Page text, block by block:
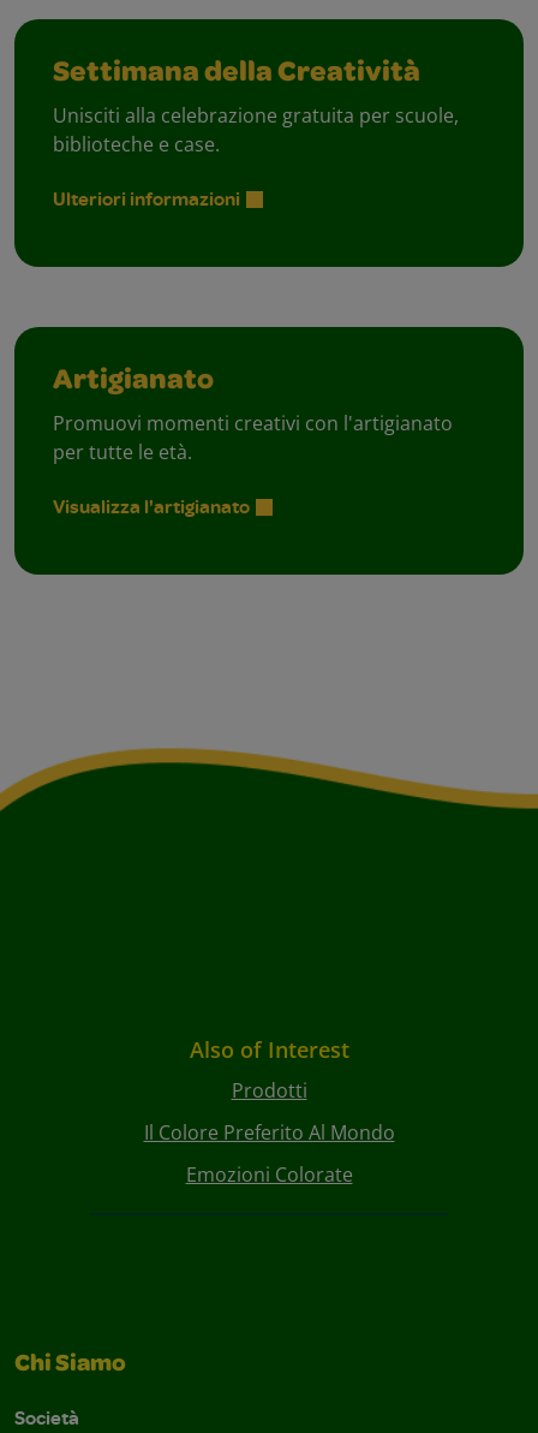
Settimana della Creatività
Unisciti alla celebrazione gratuita per scuole,
biblioteche e case.
Ulteriori informazioni
Artigianato
Promuovi momenti creativi con l'artigianato
per tutte le età.
Visualizza l'artigianato
Also of Interest
Prodotti
Il Colore Preferito Al Mondo
Emozioni Colorate
Chi Siamo
Società